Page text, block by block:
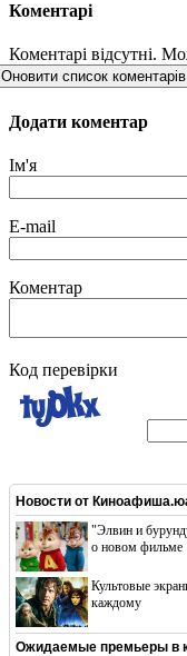
Коментарі
Коментарі відсутні.
Оновити список коментарів
Додати коментар
Ім'я
E-mail
Коментар
Код перевірки
Новости от
"Элвин и
о новом фильме
Культовые
каждому
Ожидаемые премьеры в